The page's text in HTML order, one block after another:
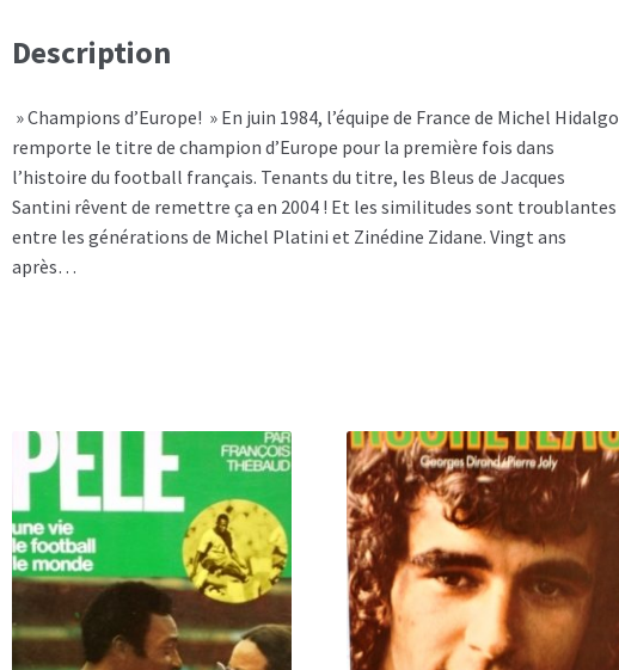
Description
» Champions d’Europe! » En juin 1984, l’équipe de France de Michel Hidalgo
remporte le titre de champion d’Europe pour la première fois dans
l’histoire du football français. Tenants du titre, les Bleus de Jacques
Santini rêvent de remettre ça en 2004 ! Et les similitudes sont troublantes
entre les générations de Michel Platini et Zinédine Zidane. Vingt ans
après…